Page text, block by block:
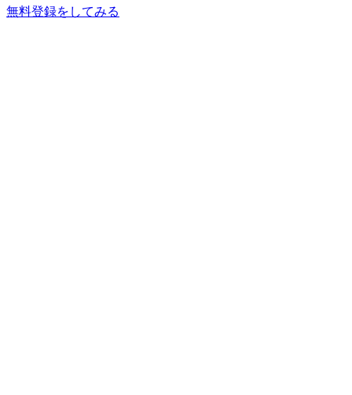
無料登録をしてみる